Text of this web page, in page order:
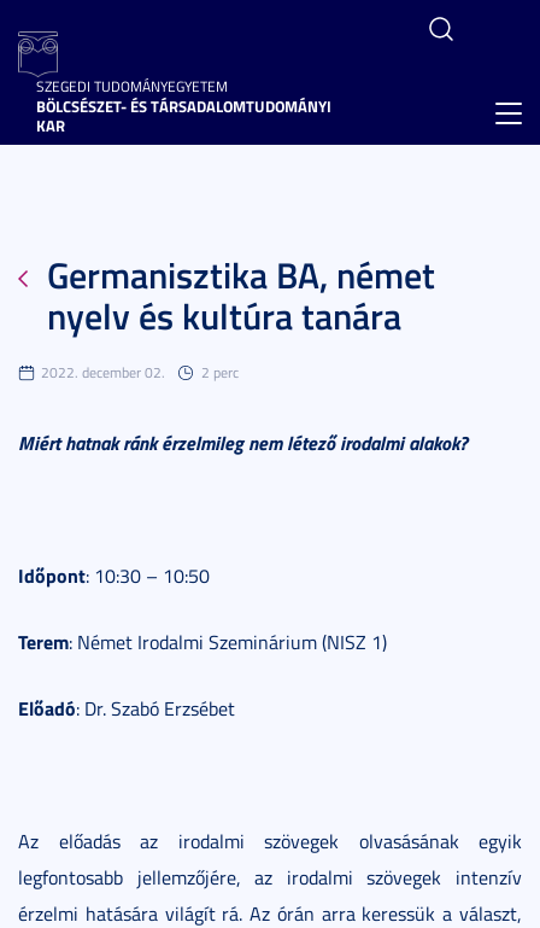
SZEGEDI TUDOMÁNYEGYETEM
BÖLCSÉSZET- ÉS TÁRSADALOMTUDOMÁNYI
KAR
Germanisztika BA, német
nyelv és kultúra tanára
2022. december 02. 2 perc
Miért hatnak ránk érzelmileg nem létező irodalmi alakok?
Időpont: 10:30 – 10:50
Terem: Német Irodalmi Szeminárium (NISZ 1)
Előadó: Dr. Szabó Erzsébet
Az előadás az irodalmi szövegek olvasásának egyik
legfontosabb jellemzőjére, az irodalmi szövegek intenzív
érzelmi hatására világít rá. Az órán arra keressük a választ,